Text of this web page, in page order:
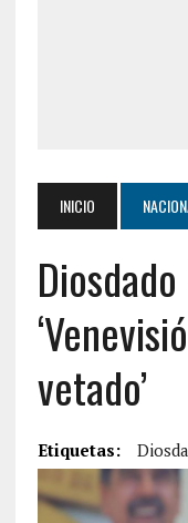
INICIO
vetado’
Etiquetas: